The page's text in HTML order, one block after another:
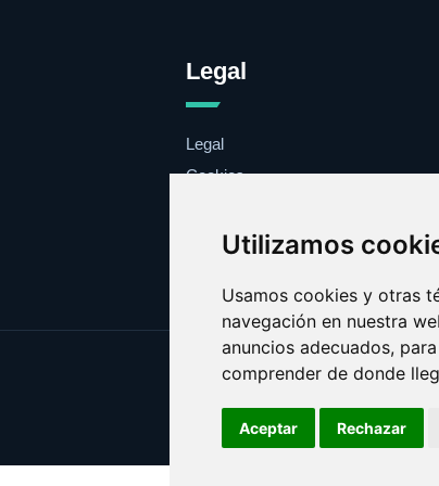
Utilizamos
Usamos cookies y otras
navegación en nuestra
anuncios adecuados,
comprender de donde
Aceptar Rechazar
Legal
Legal
Cookies